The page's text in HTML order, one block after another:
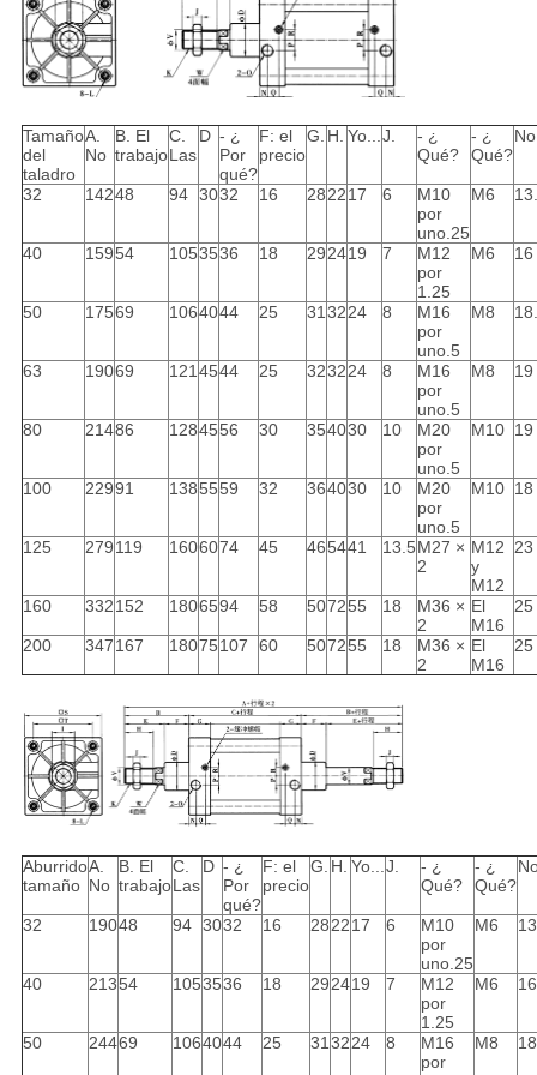
Tamaño
del
taladro
A.
No
B. El
trabajo
C.
Las
D - ¿
Por
qué?
F: el
precio
G. H. Yo... J.
- ¿
Qué?
- ¿
Qué?
No
32 14248 94 3032 16 282217 6
M10
por
uno.25
M6
40 15954 1053536 18 292419 7
M12
por
1.25
M6 16
50 17569 1064044 25 31 3224 8
M16
por
uno.5
M8
63 19069 121 4544 25 323224 8
M16
por
uno.5
M8 19
80 21486 1284556 30 354030 10
M20
por
uno.5
M10 19
100 22991 1385559 32 364030 10
M20
por
uno.5
M10 18
125 279119 1606074 45 465441 13.5M27 ×
2
M12
y
M12
23
160 332152 1806594 58 507255 18
M36 ×
2
El
M16
25
200 347167 18075107 60 507255 18
M36 ×
2
El
M16
25
Aburrido
tamaño
A.
No
B. El
trabajo
C.
Las
D - ¿
Por
qué?
F: el
precio
G. H. Yo... J.
- ¿
Qué?
- ¿
Qué?
32 19048 94 3032 16 282217 6
M10
por
uno.25
M6
40 21354 1053536 18 292419 7
M12
por
1.25
M6 16
50 24469 1064044 25 31 3224 8
M16
por
M8